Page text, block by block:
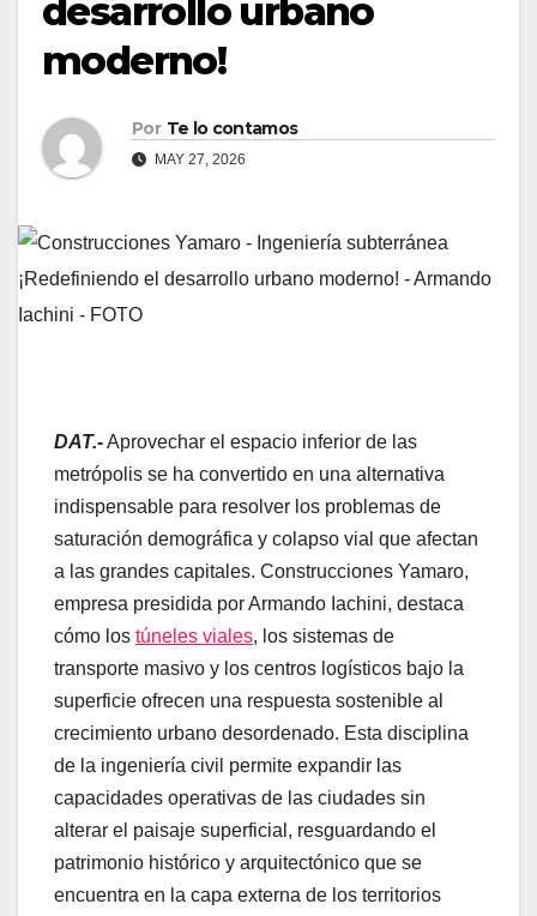
desarrollo urbano
moderno!
Por Te lo contamos
MAY 27, 2026
DAT.-Aprovechar el espacio inferior de las
metrópolis se ha convertido en una alternativa
indispensable para resolver los problemas de
saturación demográfica y colapso vial que afectan
a las grandes capitales. Construcciones Yamaro,
empresa presidida por Armando Iachini, destaca
cómo los túneles viales, los sistemas de
transporte masivo y los centros logísticos bajo la
superficie ofrecen una respuesta sostenible al
crecimiento urbano desordenado. Esta disciplina
de la ingeniería civil permite expandir las
capacidades operativas de las ciudades sin
alterar el paisaje superficial, resguardando el
patrimonio histórico y arquitectónico que se
encuentra en la capa externa de los territorios